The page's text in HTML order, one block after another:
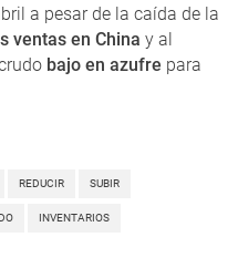
a pesar de la caída de la
ventas en China y al
bajo en azufre para
REDUCIR SUBIR
INVENTARIOS